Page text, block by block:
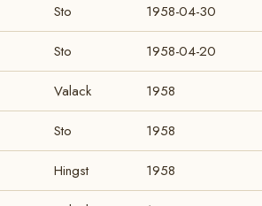
Sto 1958-04-30
Sto 1958-04-20
Valack 1958
Sto 1958
Hingst 1958